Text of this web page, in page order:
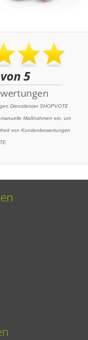
Dienstleister SHOPVOTE
Maßnahmen ein, um
von Kundenbewertungen